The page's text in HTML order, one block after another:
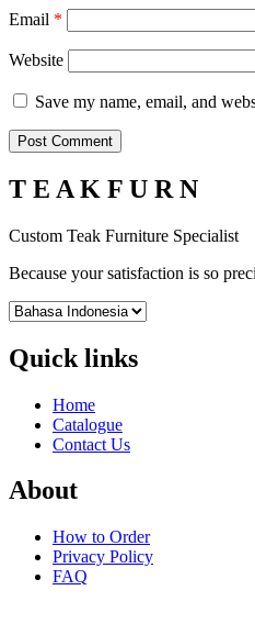
Email *
Website
Save my name, email, and
T E A K F U R N
Custom Teak Furniture Specialist
Because your satisfaction is so
Quick links
Home
Catalogue
Contact Us
About
How to Order
Privacy Policy
FAQ